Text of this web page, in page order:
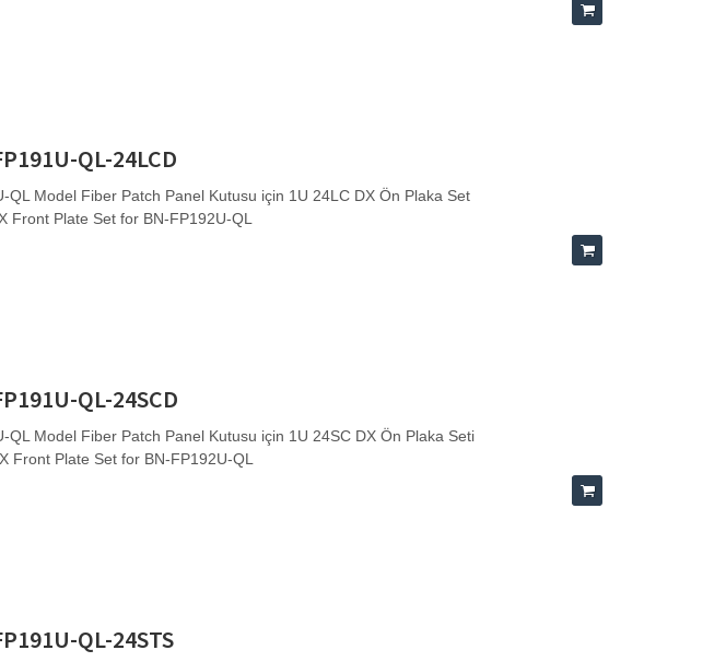
QL-24LCD
QL Model Fiber Patch Panel Kutusu için 1U 24LC DX Ön Plaka Set
Front Plate Set for BN-FP192U-QL
QL-24SCD
QL Model Fiber Patch Panel Kutusu için 1U 24SC DX Ön Plaka Seti
Front Plate Set for BN-FP192U-QL
QL-24STS